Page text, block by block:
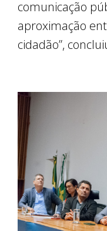
comunicação
aproximação
cidadão”,